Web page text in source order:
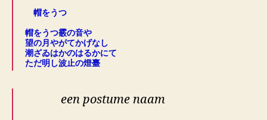
帽をうつ
帽をうつ霰の音や
望の月やがてかげなし
潮ざゐはかのはるかにて
ただ明し波止の燈臺
een postume naam